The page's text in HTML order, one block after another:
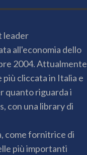
leader
all'economia dello
2004. Attualmente
più cliccata in Italia e
quanto riguarda i
con una library di
come fornitrice di
più importanti